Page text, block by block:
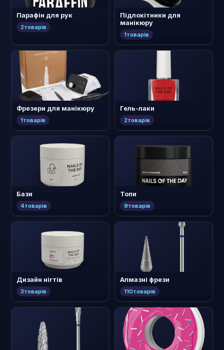
Парафін для рук
2товарів
Підлокітники для
манікюру
1товарів
Фрезери для манікюру
1товарів
Гель-лаки
2товарів
Бази
4товарів
Топи
9товарів
Дизайн нігтів
3товарів
Алмазні фрези
110товарів